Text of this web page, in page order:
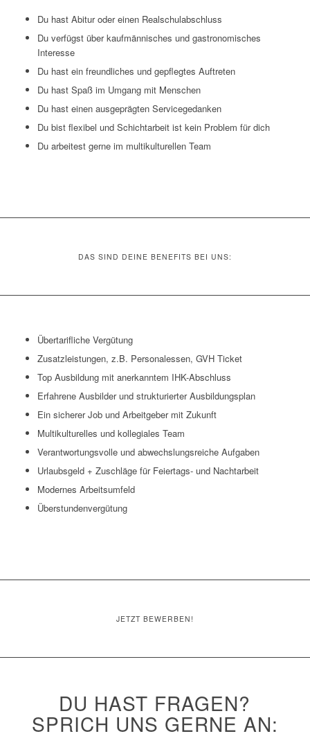
Du hast Abitur oder einen Realschulabschluss
Du verfügst über kaufmännisches und gastronomisches
Interesse
Du hast ein freundliches und gepflegtes Auftreten
Du hast Spaß im Umgang mit Menschen
Du hast einen ausgeprägten Servicegedanken
Du bist flexibel und Schichtarbeit ist kein Problem für dich
Du arbeitest gerne im multikulturellen Team
DAS SIND DEINE BENEFITS BEI UNS:
Übertarifliche Vergütung
Zusatzleistungen, z.B. Personalessen, GVH Ticket
Top Ausbildung mit anerkanntem IHK-Abschluss
Erfahrene Ausbilder und strukturierter Ausbildungsplan
Ein sicherer Job und Arbeitgeber mit Zukunft
Multikulturelles und kollegiales Team
Verantwortungsvolle und abwechslungsreiche Aufgaben
Urlaubsgeld + Zuschläge für Feiertags- und Nachtarbeit
Modernes Arbeitsumfeld
Überstundenvergütung
JETZT BEWERBEN!
DU HAST FRAGEN?
SPRICH UNS GERNE AN: